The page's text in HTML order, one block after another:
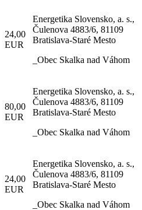
24,00
EUR
Energetika Slovensko, a. s.,
Čulenova 4883/6, 81109
Bratislava-Staré Mesto
_Obec Skalka nad Váhom
80,00
EUR
Energetika Slovensko, a. s.,
Čulenova 4883/6, 81109
Bratislava-Staré Mesto
_Obec Skalka nad Váhom
24,00
EUR
Energetika Slovensko, a. s.,
Čulenova 4883/6, 81109
Bratislava-Staré Mesto
_Obec Skalka nad Váhom